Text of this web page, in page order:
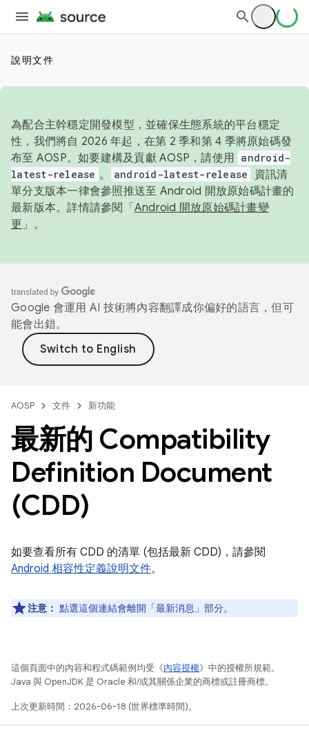
說明文件
為配合主幹穩定開發模型，並確保生態系統的平台穩定
性，我們將自 2026 年起，在第 2 季和第 4 季將原始碼發
布至 AOSP。如要建構及貢獻 AOSP，請使用 android-
latest-release 。 android-latest-release
資訊清
單分支版本一律會參照推送至 Android 開放原始碼計畫的
最新版本。詳情請參閱「 Android 開放原始碼計畫變
更 」。
Google 會運用 AI 技術將內容翻譯成你偏好的語言，但可
能會出錯。
AOSP 文件 新功能
最新的 Compatibility
Definition Document
(CDD)
如要查看所有 CDD 的清單 (包括最新 CDD)，請參閱
Android 相容性定義說明文件。
注意： 點選這個連結會離開「最新消息」部分。
這個頁面中的內容和程式碼範例均受《內容授權》中的授權所規範。
Java 與 OpenJDK 是 Oracle 和/或其關係企業的商標或註冊商標。
上次更新時間：2026-06-18 (世界標準時間)。